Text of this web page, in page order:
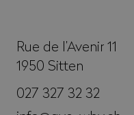
Rue de l’Avenir 11
1950 Sitten
027 327 32 32